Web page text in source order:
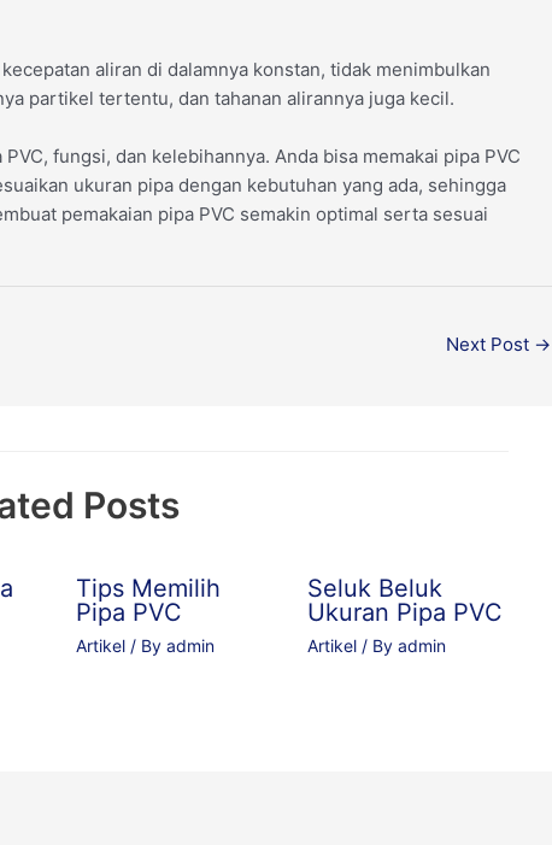
aliran di dalamnya konstan, tidak menimbulkan
partikel tertentu, dan tahanan alirannya juga kecil.
fungsi, dan kelebihannya. Anda bisa memakai pipa PVC
ukuran pipa dengan kebutuhan yang ada, sehingga
pemakaian pipa PVC semakin optimal serta sesuai
Next Post →
Posts
Tips Memilih
Pipa PVC
Artikel/ By admin
Seluk Beluk
Ukuran Pipa PVC
Artikel/ By admin